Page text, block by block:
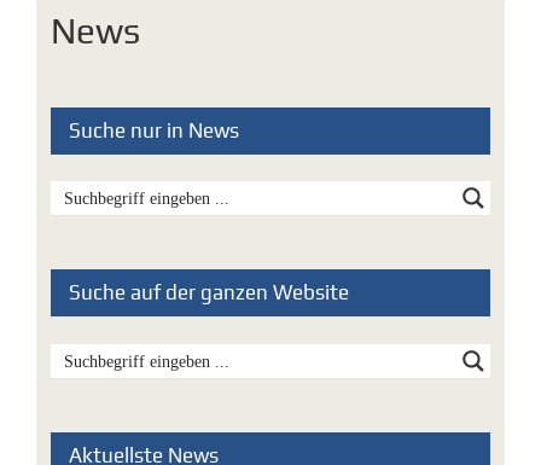
News
Suche nur in News
Suche auf der ganzen Website
Aktuellste News